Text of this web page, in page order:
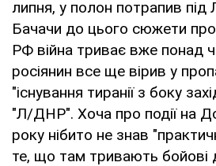
липня, у полон потрапив під
Бачачи до цього сюжети
РФ війна триває вже понад
росіянин все ще вірив у
"існування тиранії з боку
"Л/ДНР". Хоча про події на
року нібито не знав
те, що там тривають бойові